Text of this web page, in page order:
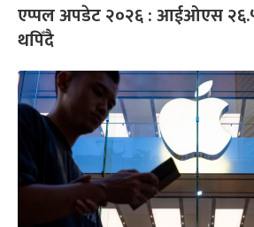
एप्पल अपडेट २०२६ : आईओएस
थपिँदै